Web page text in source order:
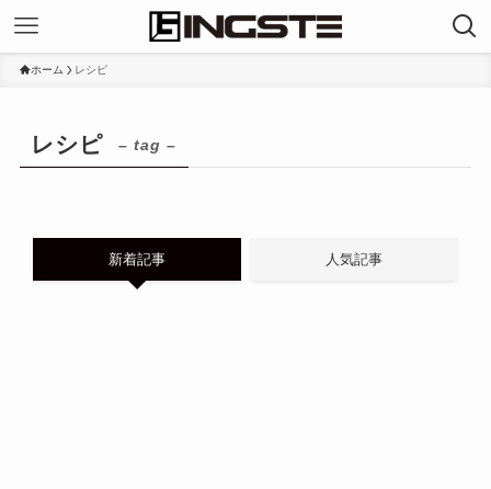
ホーム レシピ
レシピ – tag –
新着記事 人気記事